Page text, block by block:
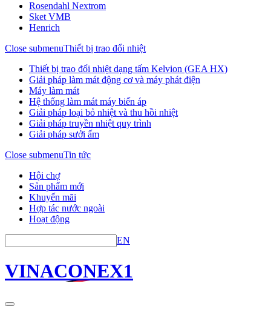
Rosendahl Nextrom
Sket VMB
Henrich
Close submenuThiết bị trao đổi nhiệt
Thiết bị trao đổi nhiệt dạng tấm Kelvion (GEA HX)
Giải pháp làm mát động cơ và máy phát điện
Máy làm mát
Hệ thống làm mát máy biến áp
Giải pháp loại bỏ nhiệt và thu hồi nhiệt
Giải pháp truyền nhiệt quy trình
Giải pháp sưởi ấm
Close submenuTin tức
Hội chợ
Sản phẩm mới
Khuyến mãi
Hợp tác nước ngoài
Hoạt động
EN
VINACONEX1